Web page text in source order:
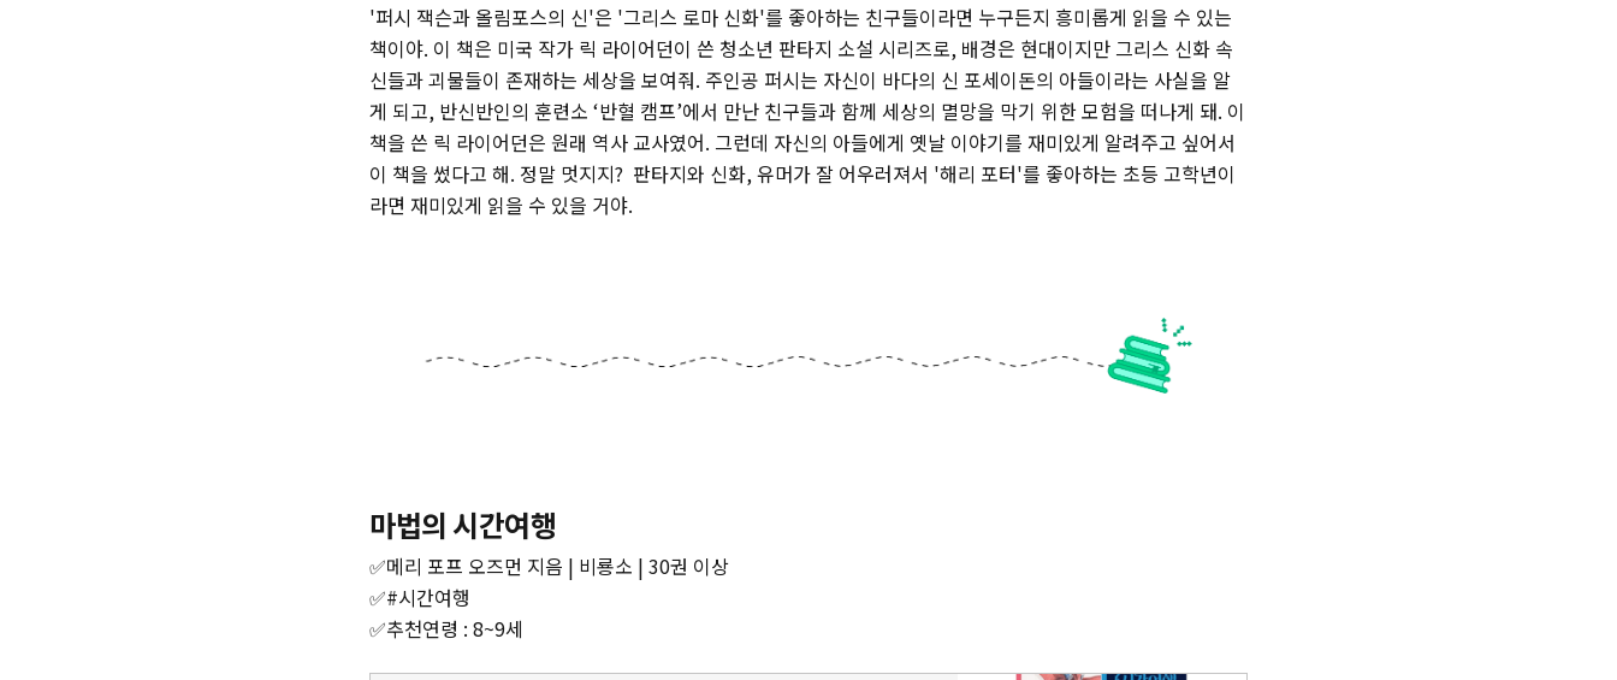
'퍼시 잭슨과 올림포스의 신'은 '그리스 로마 신화'를 좋아하는 친구들이라면 누구든지 흥미롭게 읽을 수 있는
책이야. 이 책은 미국 작가 릭 라이어던이 쓴 청소년 판타지 소설 시리즈로, 배경은 현대이지만 그리스 신화 속
신들과 괴물들이 존재하는 세상을 보여줘. 주인공 퍼시는 자신이 바다의 신 포세이돈의 아들이라는 사실을 알
게 되고, 반신반인의 훈련소 ‘반혈 캠프’에서 만난 친구들과 함께 세상의 멸망을 막기 위한 모험을 떠나게 돼. 이
책을 쓴 릭 라이어던은 원래 역사 교사였어. 그런데 자신의 아들에게 옛날 이야기를 재미있게 알려주고 싶어서
이 책을 썼다고 해. 정말 멋지지? 판타지와 신화, 유머가 잘 어우러져서 '해리 포터'를 좋아하는 초등 고학년이
라면 재미있게 읽을 수 있을 거야.
마법의 시간여행
✅메리 포프 오즈먼 지음 | 비룡소 | 30권 이상
✅#시간여행
✅추천연령 : 8~9세